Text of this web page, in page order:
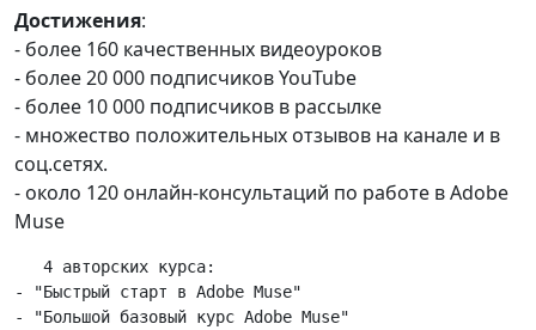
Достижения:
- более 160 качественных видеоуроков
- более 20 000 подписчиков YouTube
- более 10 000 подписчиков в рассылке
- множество положительных отзывов на канале и в
соц.сетях.
- около 120 онлайн-консультаций по работе в Adobe
Muse
   4 авторских курса:
- "Быстрый старт в Adobe Muse"
- "Большой базовый курс Adobe Muse"